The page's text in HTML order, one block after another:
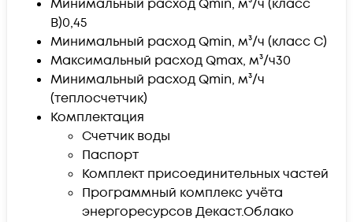
Минимальный расход Qmin, м³/ч (класс
В)0,45
Минимальный расход Qmin, м³/ч (класс С)
Максимальный расход Qmax, м³/ч30
Минимальный расход Qmin, м³/ч
(теплосчетчик)
Комплектация
Счетчик воды
Паспорт
Комплект присоединительных частей
Программный комплекс учёта
энергоресурсов Декаст.Облако